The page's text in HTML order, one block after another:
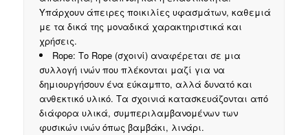
Υπάρχουν άπειρες ποικιλίες υφασμάτων, καθεμιά
με τα δικά της μοναδικά χαρακτηριστικά και
χρήσεις.
Rope: Το Rope (σχοινί) αναφέρεται σε μια
συλλογή ινών που πλέκονται μαζί για να
δημιουργήσουν ένα εύκαμπτο, αλλά δυνατό και
ανθεκτικό υλικό. Τα σχοινιά κατασκευάζονται από
διάφορα υλικά, συμπεριλαμβανομένων των
φυσικών ινών όπως βαμβάκι, λινάρι.